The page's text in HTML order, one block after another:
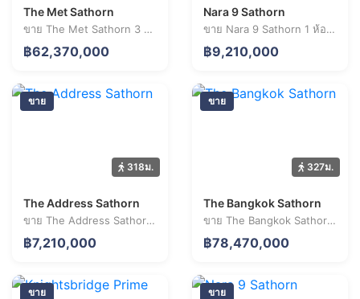
The Met Sathorn
ขาย The Met Sathorn 3 ห้องนอน 128.2 ตร.ม. ราคา 62.37 ล้านบาท
฿62,370,000
Nara 9 Sathorn
ขาย Nara 9 Sathorn 1 ห้องนอน 31.8 ตร.ม. ราคา 9.21 ล้านบาท
฿9,210,000
ขาย
318ม.
The Address Sathorn
ขาย The Address Sathorn 1 ห้องนอน 37.2 ตร.ม. ราคา 7.21 ล้านบาท
฿7,210,000
ขาย
327ม.
The Bangkok Sathorn
ขาย The Bangkok Sathorn 3 ห้องนอน 148.8 ตร.ม. ราคา 78.47 ล้านบาท
฿78,470,000
ขาย ขาย